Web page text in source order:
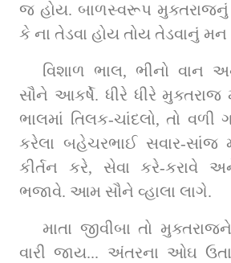
જ હોય. બાળસ્વરૂપ
કે ના તેડવા હોય તોય તેડવાનું મન
વિશાળ ભાલ, ભીનો વાન
સૌને આકર્ષે. ધીરે ધીરે મુક્તરાજ
ભાલમાં તિલક-ચાંદલો, તો વળી
કરેલા બહેચરભાઈ સવાર-સાંજ
કીર્તન કરે, સેવા કરે-કરાવે
ભજાવે. આમ સૌને વ્હાલા લાગે.
માતા જીવીબા તો
વારી જાય... અંતરના ઓઘ